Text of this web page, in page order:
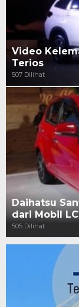
Video
Terios
507 Dilihat
Daihatsu
dari Mobil
505 Dilihat